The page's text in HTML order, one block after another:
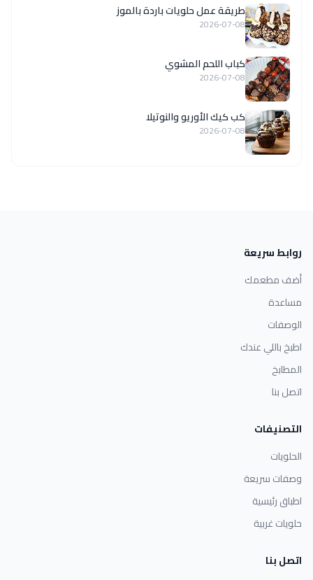
طريقة عمل حلويات باردة بالموز
2026-07-08
كباب اللحم المشوي
2026-07-08
كب كيك الأوريو والنوتيلا
2026-07-08
روابط سريعة
أضف مطعمك
مساعدة
الوصفات
اطبخ باللي عندك
المطابخ
اتصل بنا
التصنيفات
الحلويات
وصفات سريعة
اطباق رئيسية
حلويات غربية
اتصل بنا